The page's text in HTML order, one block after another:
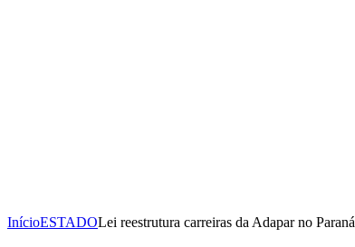
InícioESTADOLei reestrutura carreiras da Adapar no Paraná